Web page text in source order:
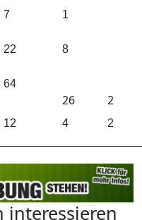
7 1
22 8
64
26 2
12 4 2
interessieren